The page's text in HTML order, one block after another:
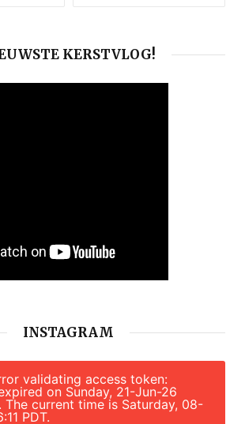
KERSTVLOG!
INSTAGRAM
validating access token:
on Sunday, 21-Jun-26
The current time is Saturday, 08-
PDT.